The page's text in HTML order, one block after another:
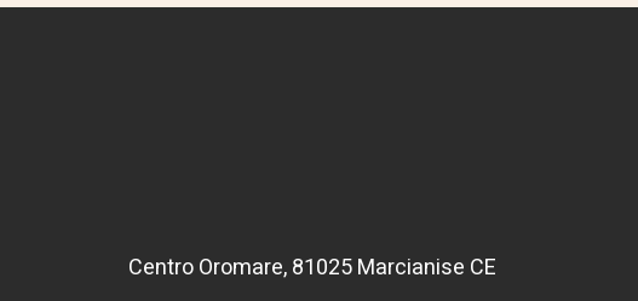
Centro Oromare, 81025 Marcianise CE